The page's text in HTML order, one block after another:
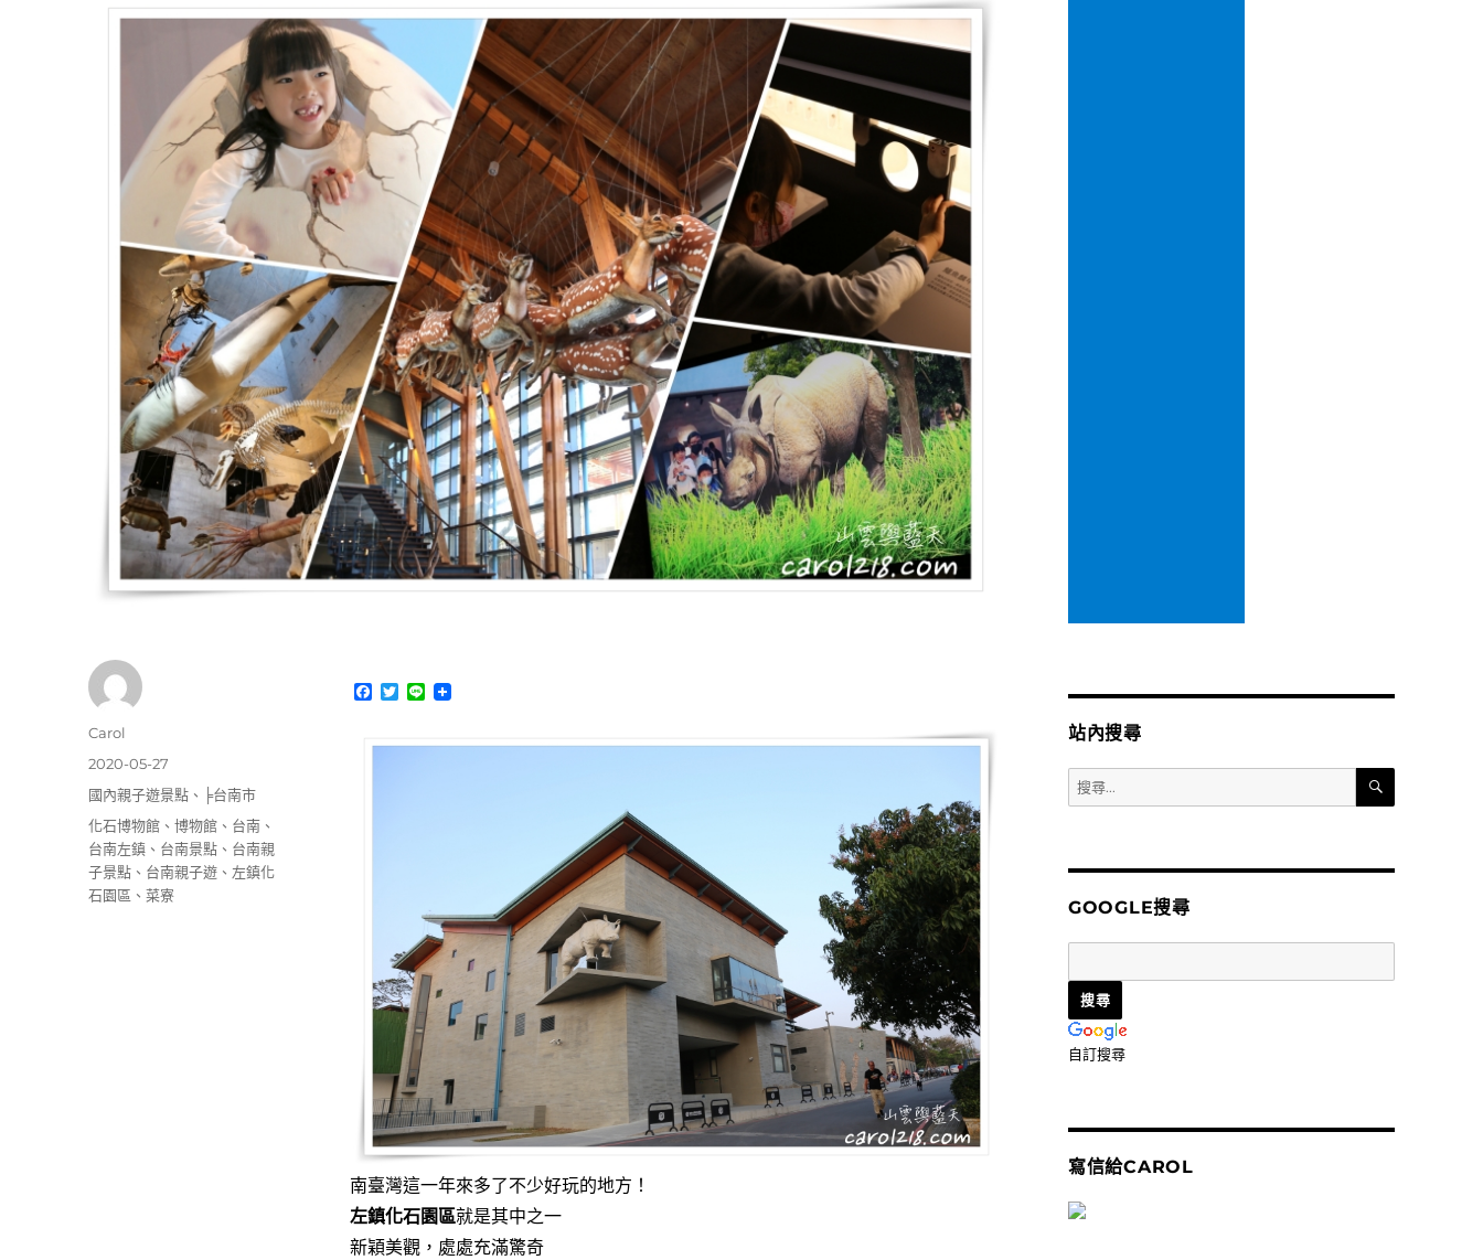
F
e
T
t
L
e
南臺灣這一年來多了不少好玩的地方！
左鎮化石園區就是其中之一
新穎美觀，處處充滿驚奇
作
者
Carol
發
佈
期:
2020-05-27
分
類
國內親子遊景點 、
╞台南市
標
籤
化石博物館 、博物館 、 台南 、
台南左鎮 、 台南景點 、 台南親
子景點 、 台南親子遊 、 左鎮化
石園區 、菜寮
站內搜尋
搜
尋
字:
搜
GOOGLE搜尋
自訂搜尋
寫信給CAROL